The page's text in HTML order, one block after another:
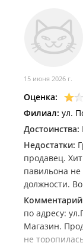
15 июня 2026 г.
Оценка:
Филиал: ул.
Достоинства:
Недостатки:
продавец.
павильона не
должности.
по адресу:
Магазин.
не